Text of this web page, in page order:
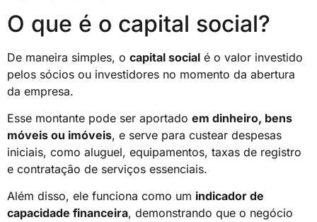
O que é o capital social?
De maneira simples, o capital social é o valor investido
pelos sócios ou investidores no momento da abertura
da empresa.
Esse montante pode ser aportado em dinheiro, bens
móveis ou imóveis, e serve para custear despesas
iniciais, como aluguel, equipamentos, taxas de registro
e contratação de serviços essenciais.
Além disso, ele funciona como um indicador de
capacidade financeira, demonstrando que o negócio